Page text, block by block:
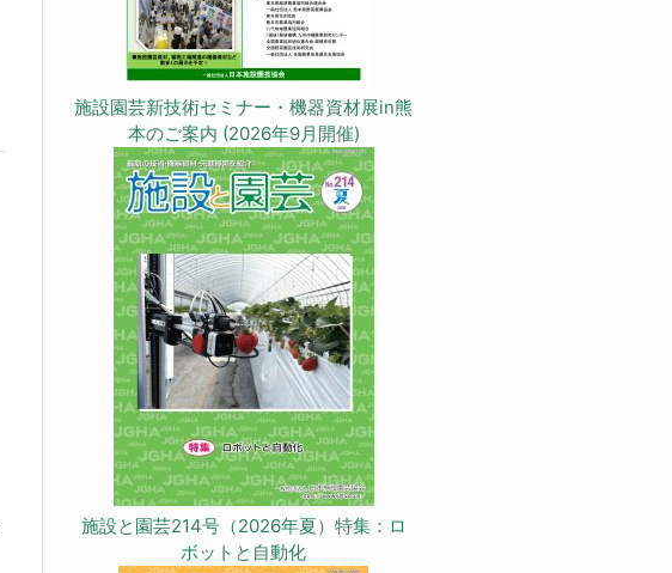
施設園芸新技術セミナー・機器資材展in熊
本のご案内 (2026年9月開催)
施設と園芸214号（2026年夏）特集：ロ
ボットと自動化